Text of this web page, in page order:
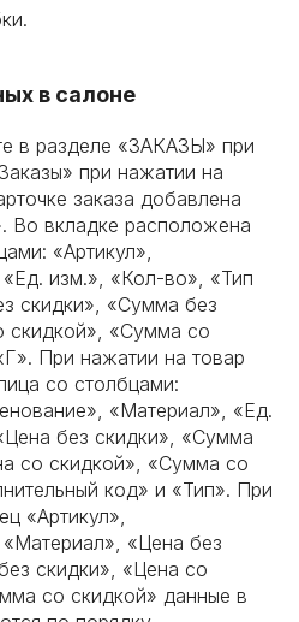
в салоне
в разделе «ЗАКАЗЫ» при
при нажатии на
заказа добавлена
Во вкладке расположена
«Артикул»,
изм.», «Кол-во», «Тип
скидки», «Сумма без
скидкой», «Сумма со
При нажатии на товар
со столбцами:
«Материал», «Ед.
без скидки», «Сумма
со скидкой», «Сумма со
код» и «Тип». При
«Артикул»,
«Цена без
скидки», «Цена со
со скидкой» данные в